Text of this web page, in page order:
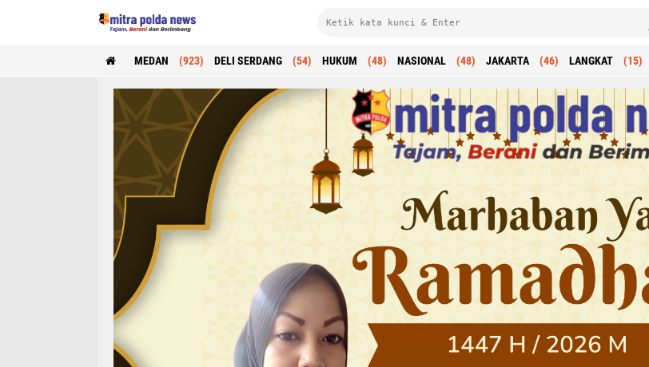
MEDAN (923) DELI SERDANG (54) HUKUM (48) NASIONAL (48) JAKARTA (46) LANGKAT (15)